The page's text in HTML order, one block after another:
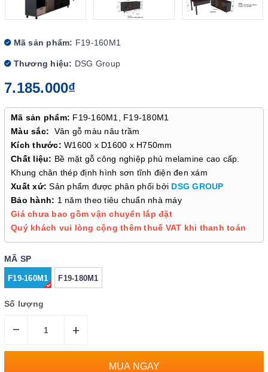
Mã sản phẩm: F19-160M1
Thương hiệu: DSG Group
7.185.000₫
Mã sản phẩm: F19-160M1, F19-180M1
Màu sắc: Vân gỗ màu nâu trầm
Kích thước: W1600 x D1600 x H750mm
Chất liệu: Bề mặt gỗ công nghiệp phủ melamine cao cấp.
Khung chân thép định hình sơn tĩnh điện đen xám
Xuất xứ: Sản phẩm được phân phối bởi DSG GROUP
Bảo hành: 1 năm theo tiêu chuẩn nhà máy
Giá chưa bao gồm vận chuyển lắp đặt
Quý khách vui lòng cộng thêm thuế VAT khi thanh toán
MÃ SP
F19-160M1 F19-180M1
Số lượng
– +
MUA NGAY